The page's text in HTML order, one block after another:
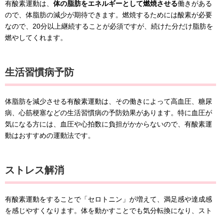
有酸素運動は、 体の脂肪をエネルギーとして燃焼させる働きがある
ので、体脂肪の減少が期待できます。燃焼するためには酸素が必要
なので、20分以上継続することが必須ですが、続けた分だけ脂肪を
燃やしてくれます。
生活習慣病予防
体脂肪を減少させる有酸素運動は、その働きによって高血圧、糖尿
病、心筋梗塞などの生活習慣病の予防効果があります。特に血圧が
気になる方には、血圧や心拍数に負担がかからないので、有酸素運
動はおすすめの運動法です。
ストレス解消
有酸素運動をすることで「セロトニン」が増えて、満足感や達成感
を感じやすくなります。体を動かすことでも気分転換になり、スト